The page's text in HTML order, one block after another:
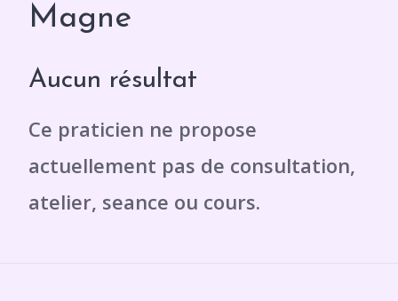
Magne
Aucun résultat